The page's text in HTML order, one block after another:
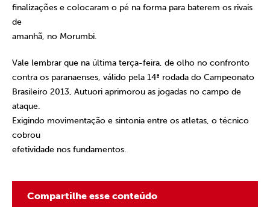
finalizações e colocaram o pé na forma para baterem os rivais
de
amanhã, no Morumbi.
Vale lembrar que na última terça-feira, de olho no confronto
contra os paranaenses, válido pela 14ª rodada do Campeonato
Brasileiro 2013, Autuori aprimorou as jogadas no campo de
ataque.
Exigindo movimentação e sintonia entre os atletas, o técnico
cobrou
efetividade nos fundamentos.
Compartilhe esse conteúdo